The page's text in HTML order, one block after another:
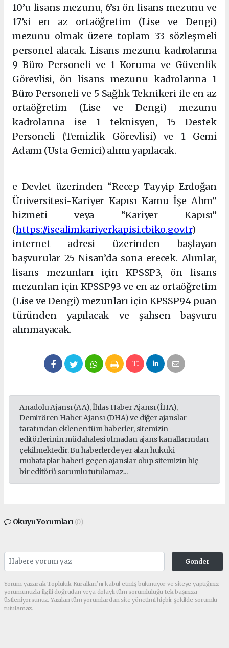
10’u lisans mezunu, 6’sı ön lisans mezunu ve
17’si en az ortaöğretim (Lise ve Dengi)
mezunu olmak üzere toplam 33 sözleşmeli
personel alacak. Lisans mezunu kadrolarına
9 Büro Personeli ve 1 Koruma ve Güvenlik
Görevlisi, ön lisans mezunu kadrolarına 1
Büro Personeli ve 5 Sağlık Teknikeri ile en az
ortaöğretim (Lise ve Dengi) mezunu
kadrolarına ise 1 teknisyen, 15 Destek
Personeli (Temizlik Görevlisi) ve 1 Gemi
Adamı (Usta Gemici) alımı yapılacak.
e-Devlet üzerinden “Recep Tayyip Erdoğan
Üniversitesi-Kariyer Kapısı Kamu İşe Alım”
hizmeti veya “Kariyer Kapısı”
(https://isealimkariyerkapisi.cbiko.gov.tr)
internet adresi üzerinden başlayan
başvurular 25 Nisan’da sona erecek. Alımlar,
lisans mezunları için KPSSP3, ön lisans
mezunları için KPSSP93 ve en az ortaöğretim
(Lise ve Dengi) mezunları için KPSSP94 puan
türünden yapılacak ve şahsen başvuru
alınmayacak.
Anadolu Ajansı (AA), İhlas Haber Ajansı (İHA),
Demirören Haber Ajansı (DHA) ve diğer ajanslar
tarafından eklenen tüm haberler, sitemizin
editörlerinin müdahalesi olmadan ajans kanallarından
çekilmektedir. Bu haberlerde yer alan hukuki
muhataplar haberi geçen ajanslar olup sitemizin hiç
bir editörü sorumlu tutulamaz...
Okuyu Yorumları (0)
Gonder
Yorum yazarak Topluluk Kuralları’nı kabul etmiş bulunuyor ve siteye yaptığınız
yorumunuzla ilgili doğrudan veya dolaylı tüm sorumluluğu tek başınıza
üstleniyorsunuz. Yazılan tüm yorumlardan site yönetimi hiçbir şekilde sorumlu
tutulamaz.